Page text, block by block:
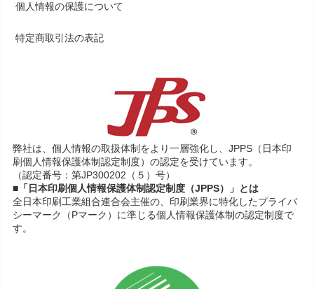
個人情報の保護について
特定商取引法の表記
弊社は、個人情報の取扱体制をより一層強化し、JPPS（日本印
刷個人情報保護体制認定制度）の認定を受けています。
（認定番号：第JP300202（５）号）
■「日本印刷個人情報保護体制認定制度（JPPS）」とは
全日本印刷工業組合連合会主催の、印刷業界に特化したプライバ
シーマーク（Pマーク）に準じる個人情報保護体制の認定制度で
す。